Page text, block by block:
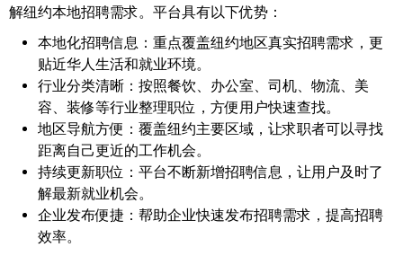
解纽约本地招聘需求。平台具有以下优势：
本地化招聘信息： 重点覆盖纽约地区真实招聘需求，更
贴近华人生活和就业环境。
行业分类清晰： 按照餐饮、办公室、司机、物流、美
容、装修等行业整理职位，方便用户快速查找。
地区导航方便： 覆盖纽约主要区域，让求职者可以寻找
距离自己更近的工作机会。
持续更新职位： 平台不断新增招聘信息，让用户及时了
解最新就业机会。
企业发布便捷： 帮助企业快速发布招聘需求，提高招聘
效率。